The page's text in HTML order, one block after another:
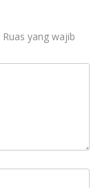
Ruas yang wajib